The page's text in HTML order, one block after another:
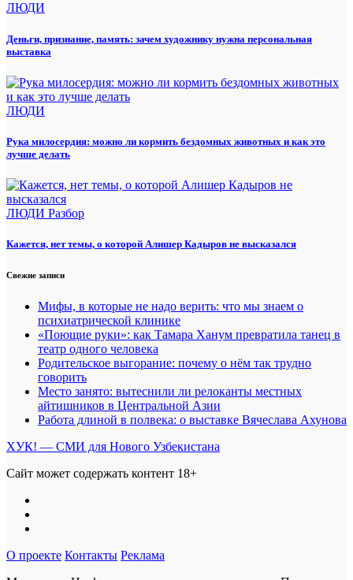
ЛЮДИ
Деньги, признание, память: зачем художнику нужна персональная
выставка
ЛЮДИ
Рука милосердия: можно ли кормить бездомных животных и как это
лучше делать
ЛЮДИ Разбор
Кажется, нет темы, о которой Алишер Кадыров не высказался
Свежие записи
Мифы, в которые не надо верить: что мы знаем о
психиатрической клинике
«Поющие руки»: как Тамара Ханум превратила танец в
театр одного человека
Родительское выгорание: почему о нём так трудно
говорить
Место занято: вытеснили ли релоканты местных
айтишников в Центральной Азии
Работа длиной в полвека: о выставке Вячеслава Ахунова
ХУК! — СМИ для Нового Узбекистана
Сайт может содержать контент 18+
О проекте Контакты Реклама